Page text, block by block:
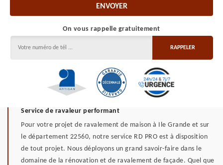
On vous rappelle gratuitement
Service de ravaleur performant
Pour votre projet de ravalement de maison à Ile Grande et sur
le département 22560, notre service RD PRO est à disposition
de tout projet. Nous déployons un grand savoir-faire dans le
domaine de la rénovation et de ravalement de façade. Quel que